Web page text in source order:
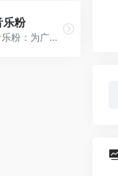
乐粉
音乐粉：为广大乐友提供丰富的简谱、曲谱、歌词和音乐教程资源